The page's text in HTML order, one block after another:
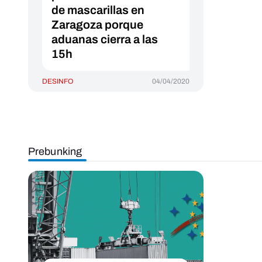
de mascarillas en
Zaragoza porque
aduanas cierra a las
15h
DESINFO 04/04/2020
Prebunking